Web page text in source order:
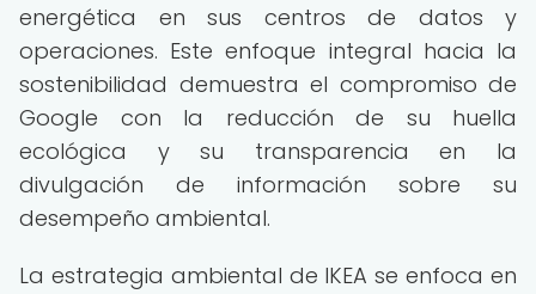
energética en sus centros de datos y
operaciones. Este enfoque integral hacia la
sostenibilidad demuestra el compromiso de
Google con la reducción de su huella
ecológica y su transparencia en la
divulgación de información sobre su
desempeño ambiental.
La estrategia ambiental de IKEA se enfoca en